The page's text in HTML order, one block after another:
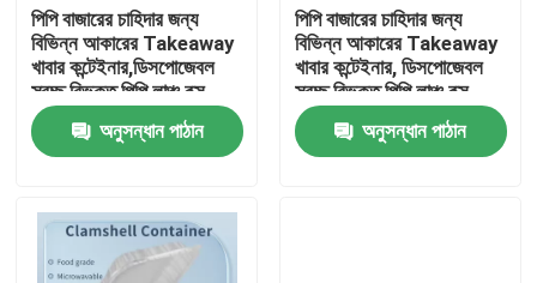
বাড়ি
পিপি বাজারের চাহিদার জন্য
বিভিন্ন আকারের Takeaway
খাবার কন্টেইনার,ডিসপোজেবল
স্বচ্ছ বিভক্ত পিপি লাঞ্চ বক্স
অনুসন্ধান পাঠান
পিপি বাজারের চাহিদার জন্য
বিভিন্ন আকারের Takeaway
খাবার কন্টেইনার, ডিসপোজেবল
স্বচ্ছ বিভক্ত পিপি লাঞ্চ বক্স
অনুসন্ধান পাঠান